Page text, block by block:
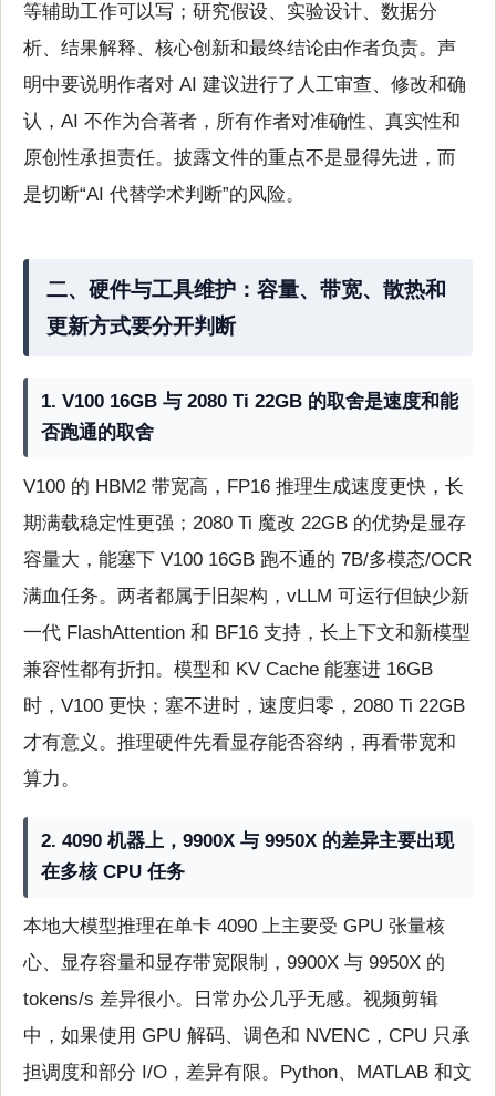
等辅助工作可以写；研究假设、实验设计、数据分
析、结果解释、核心创新和最终结论由作者负责。声
明中要说明作者对 AI 建议进行了人工审查、修改和确
认，AI 不作为合著者，所有作者对准确性、真实性和
原创性承担责任。披露文件的重点不是显得先进，而
是切断“AI 代替学术判断”的风险。
二、硬件与工具维护：容量、带宽、散热和
更新方式要分开判断
1. V100 16GB 与 2080 Ti 22GB 的取舍是速度和能
否跑通的取舍
V100 的 HBM2 带宽高，FP16 推理生成速度更快，长
期满载稳定性更强；2080 Ti 魔改 22GB 的优势是显存
容量大，能塞下 V100 16GB 跑不通的 7B/多模态/OCR
满血任务。两者都属于旧架构，vLLM 可运行但缺少新
一代 FlashAttention 和 BF16 支持，长上下文和新模型
兼容性都有折扣。模型和 KV Cache 能塞进 16GB
时，V100 更快；塞不进时，速度归零，2080 Ti 22GB
才有意义。推理硬件先看显存能否容纳，再看带宽和
算力。
2. 4090 机器上，9900X 与 9950X 的差异主要出现
在多核 CPU 任务
本地大模型推理在单卡 4090 上主要受 GPU 张量核
心、显存容量和显存带宽限制，9900X 与 9950X 的
tokens/s 差异很小。日常办公几乎无感。视频剪辑
中，如果使用 GPU 解码、调色和 NVENC，CPU 只承
担调度和部分 I/O，差异有限。Python、MATLAB 和文